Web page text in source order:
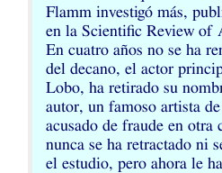
Flamm investigó más,
en la Scientific Review of
En cuatro años no se ha
del decano, el actor
Lobo, ha retirado su
autor, un famoso artista
acusado de fraude en otra
nunca se ha retractado ni
el estudio, pero ahora le